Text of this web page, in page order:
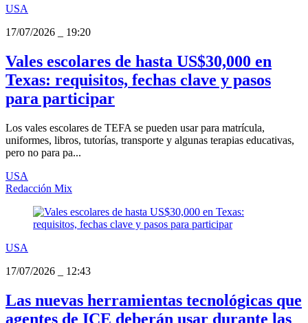
USA
17/07/2026
19:20
Vales escolares de hasta US$30,000 en
Texas: requisitos, fechas clave y pasos
para participar
Los vales escolares de TEFA se pueden usar para matrícula,
uniformes, libros, tutorías, transporte y algunas terapias educativas,
pero no para pa...
USA
Redacción Mix
USA
17/07/2026
12:43
Las nuevas herramientas tecnológicas que
agentes de ICE deberán usar durante las